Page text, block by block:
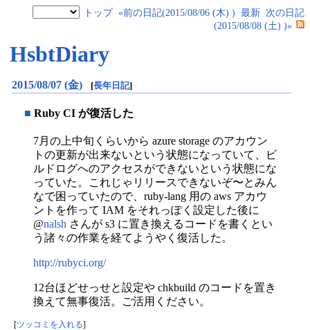
トップ «前の日記(2015/08/06 (木) ) 最新 次の日記
(2015/08/08 (土) )»
HsbtDiary
2015/08/07 (金) [長年日記]
■ Ruby CI が復活した
7月の上中旬くらいから azure storage のアカウン
トの更新が出来ないという状態になっていて、ビ
ルドログへのアクセスができないという状態にな
っていた。これじゃリリースできないぞ〜とみん
なで困っていたので、ruby-lang 用の aws アカウ
ントを作って IAM をそれっぽく設定した後に
@nalsh さんが s3 に置き換えるコードを書くとい
う諸々の作業を経てようやく復活した。
http://rubyci.org/
12台ほどせっせと設定や chkbuild のコードを置き
換えて無事復活。ご活用ください。
[ツッコミを入れる]